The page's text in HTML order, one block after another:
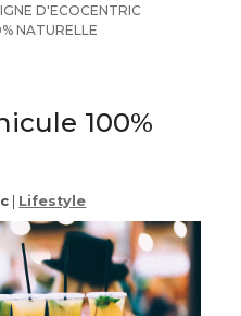
D'ECOCENTRIC
NATURELLE
100%
Lifestyle